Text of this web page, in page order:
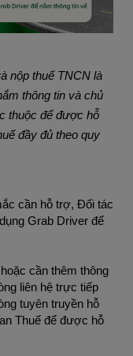
nộp thuế TNCN là
thông tin và chủ
thuộc để được hỗ
đầy đủ theo quy
cần hỗ trợ, Đối tác
Grab Driver để
cần thêm thông
liên hệ trực tiếp
tuyên truyền hỗ
Thuế để được hỗ